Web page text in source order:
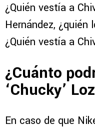
¿Quién vestía a
Hernández, ¿quién
¿Quién vestía a
¿Cuánto
‘Chucky’
En caso de que